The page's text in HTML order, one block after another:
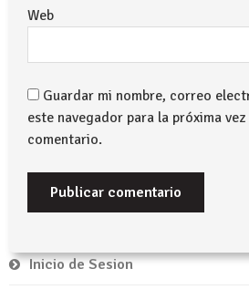
Web
Guardar mi nombre, correo
este navegador para la próxima vez
comentario.
Inicio de Sesion